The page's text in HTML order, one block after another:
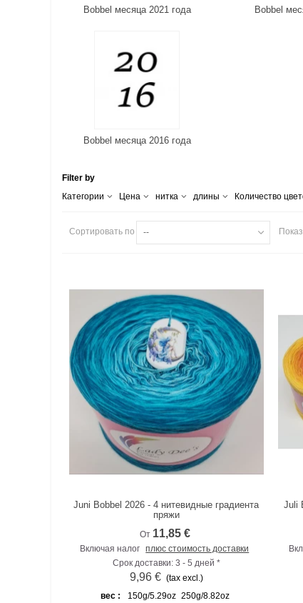
Bobbel месяца 2021 года Bobbel
Bobbel месяца 2016 года
Filter by
Категории
Цена нитка длины Количество
Сортировать по --
К сравнению
Juni Bobbel 2026 - 4 нитевидные градиента
пряжи
От 11,85 €
Включая налог плюс стоимость доставки
Срок доставки: 3 - 5 дней *
9,96 € (tax excl.)
вес :
150g/5.29oz 250g/8.82oz
Juli